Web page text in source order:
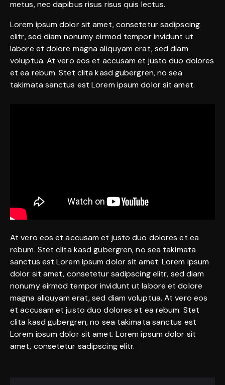
metus, nec dapibus risus risus quis lectus.
Lorem ipsum dolor sit amet, consetetur sadipscing
elitr, sed diam nonumy eirmod tempor invidunt ut
labore et dolore magna aliquyam erat, sed diam
voluptua. At vero eos et accusam et justo duo dolores
et ea rebum. Stet clita kasd gubergren, no sea
takimata sanctus est Lorem ipsum dolor sit amet.
At vero eos et accusam et justo duo dolores et ea
rebum. Stet clita kasd gubergren, no sea takimata
sanctus est Lorem ipsum dolor sit amet. Lorem ipsum
dolor sit amet, consetetur sadipscing elitr, sed diam
nonumy eirmod tempor invidunt ut labore et dolore
magna aliquyam erat, sed diam voluptua. At vero eos
et accusam et justo duo dolores et ea rebum. Stet
clita kasd gubergren, no sea takimata sanctus est
Lorem ipsum dolor sit amet. Lorem ipsum dolor sit
amet, consetetur sadipscing elitr.